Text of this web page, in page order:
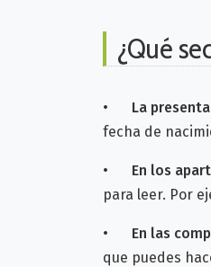
¿Qué
• La
fecha de
• En los
para leer. Por
• En las
que puedes